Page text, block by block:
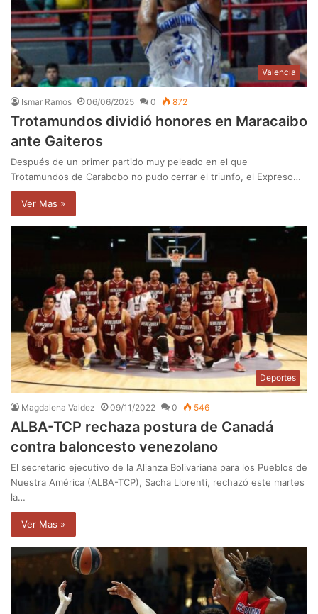
Valencia
Ismar Ramos 06/06/2025 0 872
Trotamundos dividió honores en Maracaibo
ante Gaiteros
Después de un primer partido muy peleado en el que
Trotamundos de Carabobo no pudo cerrar el triunfo, el Expreso…
Ver Mas »
Deportes
Magdalena Valdez 09/11/2022 0 546
ALBA-TCP rechaza postura de Canadá
contra baloncesto venezolano
El secretario ejecutivo de la Alianza Bolivariana para los Pueblos de
Nuestra América (ALBA-TCP), Sacha Llorenti, rechazó este martes
la…
Ver Mas »